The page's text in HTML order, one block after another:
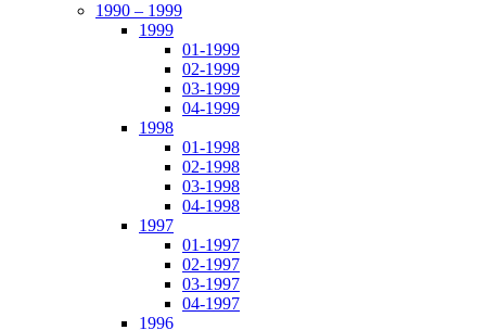
1990 – 1999
1999
01-1999
02-1999
03-1999
04-1999
1998
01-1998
02-1998
03-1998
04-1998
1997
01-1997
02-1997
03-1997
04-1997
1996